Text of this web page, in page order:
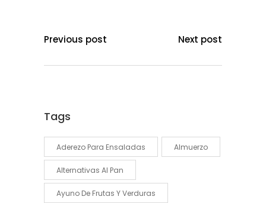
Previous post Next post
Tags
Aderezo Para Ensaladas Almuerzo
Alternativas Al Pan
Ayuno De Frutas Y Verduras